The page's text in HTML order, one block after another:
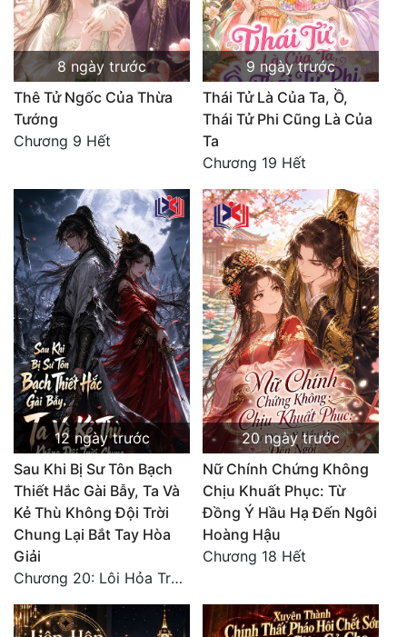
8 ngày trước
Thê Tử Ngốc Của Thừa
Tướng
Chương 9 Hết
9 ngày trước
Thái Tử Là Của Ta, Ồ,
Thái Tử Phi Cũng Là Của
Ta
Chương 19 Hết
12 ngày trước
Sau Khi Bị Sư Tôn Bạch
Thiết Hắc Gài Bẫy, Ta Và
Kẻ Thù Không Đội Trời
Chung Lại Bắt Tay Hòa
Giải
Chương 20: Lôi Hỏa Trường Minh (Hết)
20 ngày trước
Nữ Chính Chứng Không
Chịu Khuất Phục: Từ
Đồng Ý Hầu Hạ Đến Ngôi
Hoàng Hậu
Chương 18 Hết